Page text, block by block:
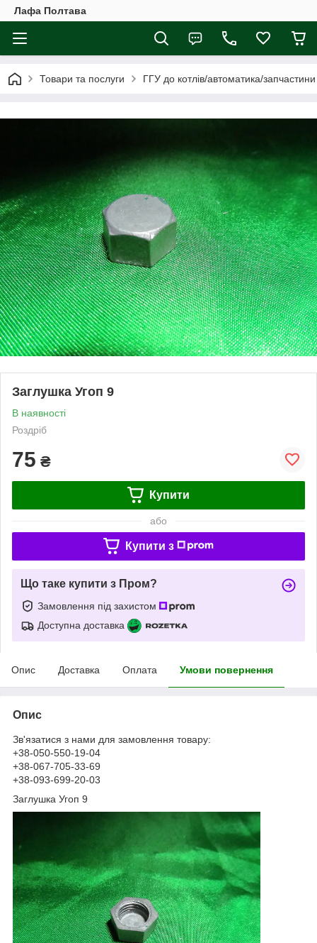
Лафа Полтава
Товари та послуги ГГУ до котлів/автоматика/запчастини
Заглушка Угоп 9
В наявності
Роздріб
75 ₴
Купити
або
Купити з
Що таке купити з Пром?
Замовлення під захистом
Доступна доставка
Опис Доставка Оплата Умови повернення
Опис
Зв'язатися з нами для замовлення товару:
+38-050-550-19-04
+38-067-705-33-69
+38-093-699-20-03
Заглушка Угоп 9